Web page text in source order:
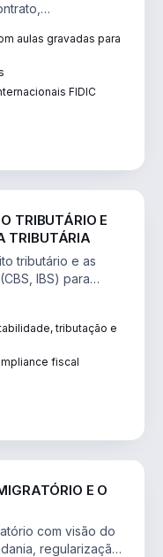
aulas gravadas para
FIDIC
TRIBUTÁRIO E
TRIBUTÁRIA
tributário e as
IBS) para
tributação e
fiscal
E O
com visão do
regularização